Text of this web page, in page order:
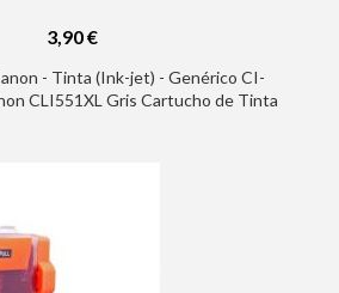
3,90 €
- Tinta (Ink-jet) - Genérico CI-
CLI551XL Gris Cartucho de Tinta